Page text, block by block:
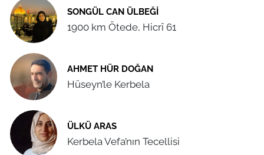
SONGÜL CAN ÜLBEĞI
1900 km Ötede, Hicrî 61
AHMET HÜR DOĞAN
Hüseyn’le Kerbela
ÜLKÜ ARAS
Kerbela Vefa’nın Tecellisi